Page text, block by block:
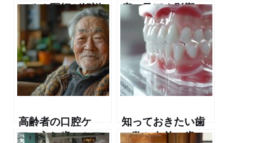
こる？医師が解説
する原因と改善策
康に及ぼす影響
高齢者の口腔ケ
ア：入れ歯のケア
知っておきたい歯
の数と名前：歯の